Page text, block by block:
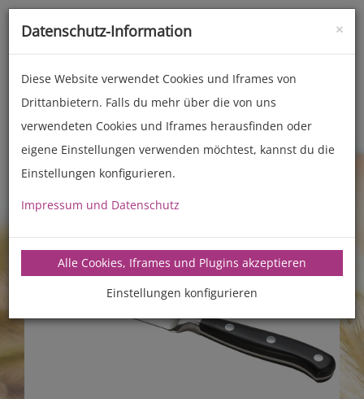
Toggle
×
Datenschutz-Information
Diese Website verwendet Cookies und Iframes von
Drittanbietern. Falls du mehr über die von uns
verwendeten Cookies und Iframes herausfinden oder
eigene Einstellungen verwenden möchtest, kannst du die
Einstellungen konfigurieren.
Impressum und Datenschutz
Alle Cookies, Iframes und Plugins akzeptieren
Einstellungen konfigurieren